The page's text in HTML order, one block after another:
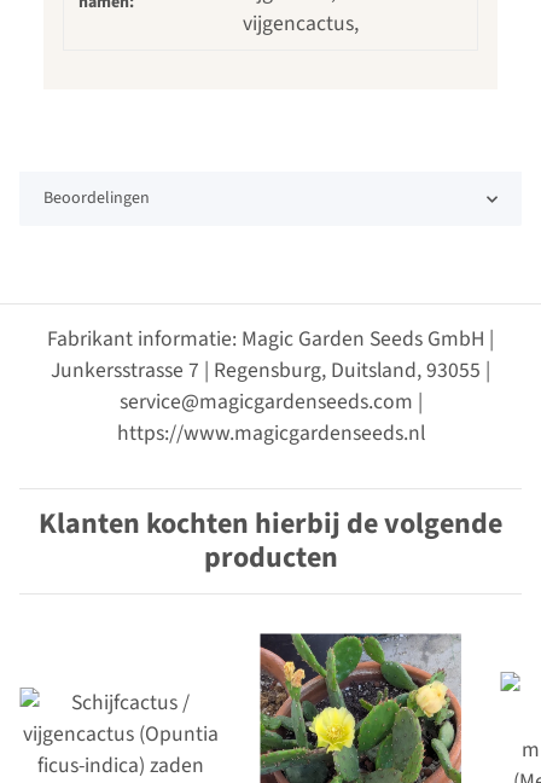
vijgencactus,
Beoordelingen
Fabrikant informatie: Magic Garden Seeds GmbH |
Junkersstrasse 7 | Regensburg, Duitsland, 93055 |
service@magicgardenseeds.com |
https://www.magicgardenseeds.nl
Klanten kochten hierbij de volgende
producten